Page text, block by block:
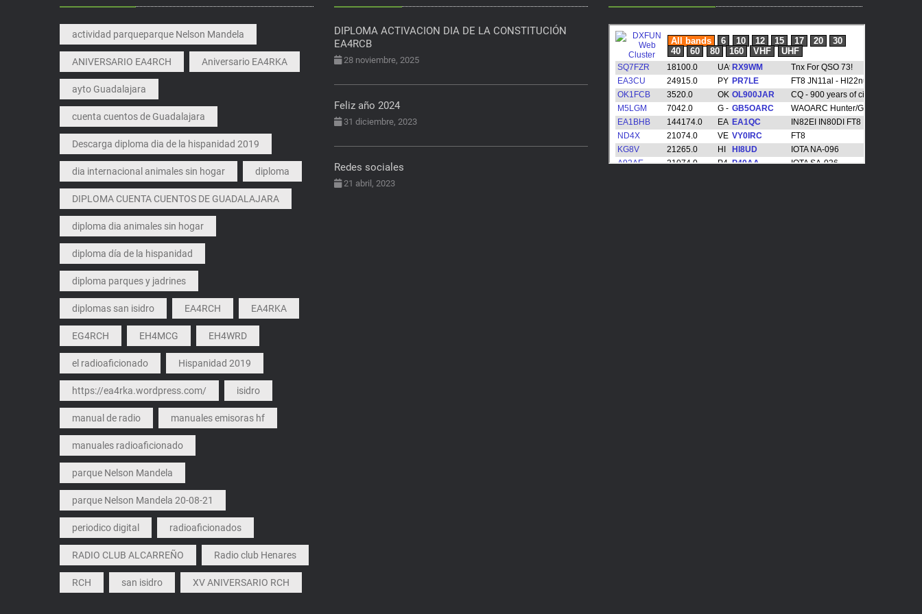
actividad parqueparque Nelson Mandela
ANIVERSARIO EA4RCH Aniversario EA4RKA
ayto Guadalajara
cuenta cuentos de Guadalajara
Descarga diploma dia de la hispanidad 2019
dia internacional animales sin hogar diploma
DIPLOMA CUENTA CUENTOS DE GUADALAJARA
diploma dia animales sin hogar
diploma día de la hispanidad
diploma parques y jadrines
diplomas san isidro EA4RCH EA4RKA
EG4RCH EH4MCG EH4WRD
el radioaficionado Hispanidad 2019
https://ea4rka.wordpress.com/ isidro
manual de radio manuales emisoras hf
manuales radioaficionado
parque Nelson Mandela
parque Nelson Mandela 20-08-21
periodico digital radioaficionados
RADIO CLUB ALCARREÑO Radio club Henares
RCH san isidro XV ANIVERSARIO RCH
DIPLOMA ACTIVACION DIA DE LA CONSTITUCIÓN
EA4RCB
28 noviembre, 2025
Feliz año 2024
31 diciembre, 2023
Redes sociales
21 abril, 2023